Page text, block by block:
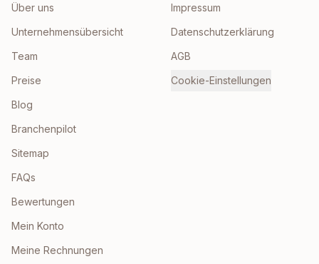
Über uns
Unternehmensübersicht
Team
Preise
Blog
Branchenpilot
Sitemap
FAQs
Bewertungen
Mein Konto
Meine Rechnungen
Impressum
Datenschutzerklärung
AGB
Cookie-Einstellungen